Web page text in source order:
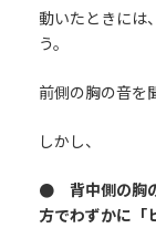
動いたときには
う。
前側の胸の音を
しかし、
● 背中側の胸の
方でわずかに「